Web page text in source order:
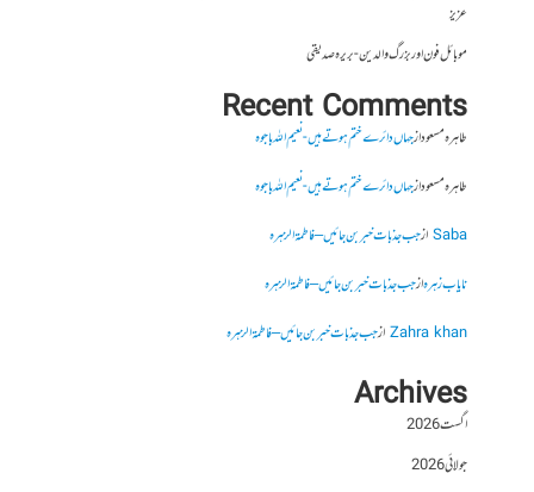
عزیز
موبائل فون اور بزرگ والدین- بریرہ صدیقی
Recent Comments
طاہرہ مسعودازجہاں دائرے ختم ہوتے ہیں- نعیم اللہ باجوہ
طاہرہ مسعودازجہاں دائرے ختم ہوتے ہیں- نعیم اللہ باجوہ
Sabaازجب جذبات خبر بن جائیں – فاطمۃالزہرہ
نایاب زہرہازجب جذبات خبر بن جائیں – فاطمۃالزہرہ
Zahra khanازجب جذبات خبر بن جائیں – فاطمۃالزہرہ
Archives
اگست 2026
جولائی 2026